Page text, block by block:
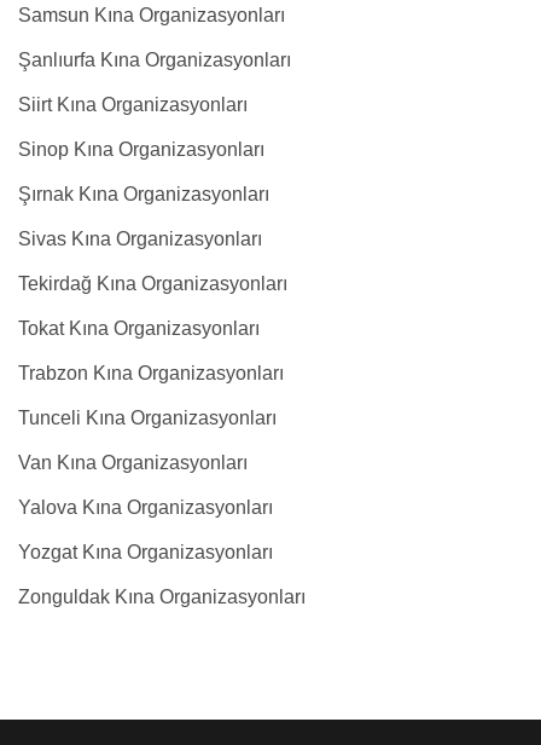
Samsun Kına Organizasyonları
Şanlıurfa Kına Organizasyonları
Siirt Kına Organizasyonları
Sinop Kına Organizasyonları
Şırnak Kına Organizasyonları
Sivas Kına Organizasyonları
Tekirdağ Kına Organizasyonları
Tokat Kına Organizasyonları
Trabzon Kına Organizasyonları
Tunceli Kına Organizasyonları
Van Kına Organizasyonları
Yalova Kına Organizasyonları
Yozgat Kına Organizasyonları
Zonguldak Kına Organizasyonları